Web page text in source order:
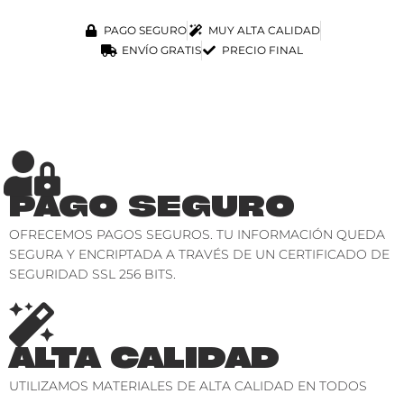
PAGO SEGURO
MUY ALTA CALIDAD
ENVÍO GRATIS
PRECIO FINAL
PAGO SEGURO
OFRECEMOS PAGOS SEGUROS. TU INFORMACIÓN QUEDA
SEGURA Y ENCRIPTADA A TRAVÉS DE UN CERTIFICADO DE
SEGURIDAD SSL 256 BITS.
ALTA CALIDAD
UTILIZAMOS MATERIALES DE ALTA CALIDAD EN TODOS